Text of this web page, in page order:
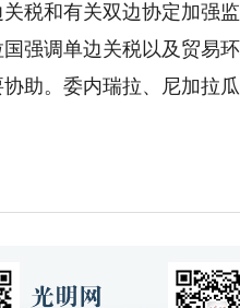
税和有关双边协定加强
强调单边关税以及贸易
助。委内瑞拉、尼加拉